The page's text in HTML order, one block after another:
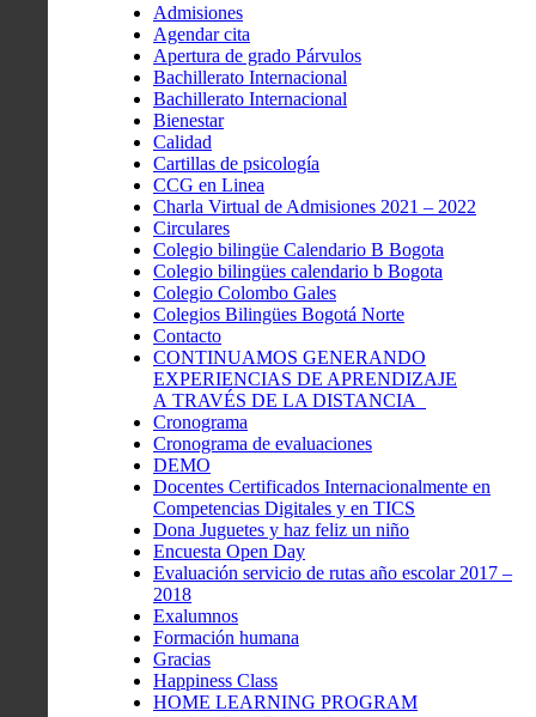
Admisiones
Agendar cita
Apertura de grado Párvulos
Bachillerato Internacional
Bachillerato Internacional
Bienestar
Calidad
Cartillas de psicología
CCG en Linea
Charla Virtual de Admisiones 2021 – 2022
Circulares
Colegio bilingüe Calendario B Bogota
Colegio bilingües calendario b Bogota
Colegio Colombo Gales
Colegios Bilingües Bogotá Norte
Contacto
CONTINUAMOS GENERANDO
EXPERIENCIAS DE APRENDIZAJE
A TRAVÉS DE LA DISTANCIA
Cronograma
Cronograma de evaluaciones
DEMO
Docentes Certificados Internacionalmente en
Competencias Digitales y en TICS
Dona Juguetes y haz feliz un niño
Encuesta Open Day
Evaluación servicio de rutas año escolar 2017 –
2018
Exalumnos
Formación humana
Gracias
Happiness Class
HOME LEARNING PROGRAM